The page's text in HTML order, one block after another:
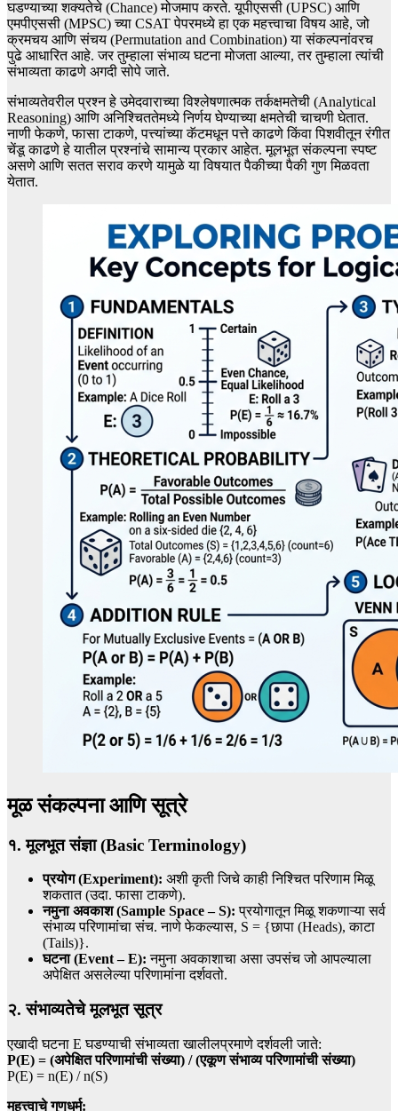
घडण्याच्या शक्यतेचे (Chance) मोजमाप करते. यूपीएससी (UPSC) आणि
एमपीएससी (MPSC) च्या CSAT पेपरमध्ये हा एक महत्त्वाचा विषय आहे, जो
क्रमचय आणि संचय (Permutation and Combination) या संकल्पनांवरच
पुढे आधारित आहे. जर तुम्हाला संभाव्य घटना मोजता आल्या, तर तुम्हाला त्यांची
संभाव्यता काढणे अगदी सोपे जाते.
संभाव्यतेवरील प्रश्न हे उमेदवाराच्या विश्लेषणात्मक तर्कक्षमतेची (Analytical
Reasoning) आणि अनिश्चिततेमध्ये निर्णय घेण्याच्या क्षमतेची चाचणी घेतात.
नाणी फेकणे, फासा टाकणे, पत्त्यांच्या कॅटमधून पत्ते काढणे किंवा पिशवीतून रंगीत
चेंडू काढणे हे यातील प्रश्नांचे सामान्य प्रकार आहेत. मूलभूत संकल्पना स्पष्ट
असणे आणि सतत सराव करणे यामुळे या विषयात पैकीच्या पैकी गुण मिळवता
येतात.
मूळ संकल्पना आणि सूत्रे
१. मूलभूत संज्ञा (Basic Terminology)
प्रयोग (Experiment): अशी कृती जिचे काही निश्चित परिणाम मिळू
शकतात (उदा. फासा टाकणे).
नमुना अवकाश (Sample Space – S): प्रयोगातून मिळू शकणाऱ्या सर्व
संभाव्य परिणामांचा संच. नाणे फेकल्यास, S = {छापा (Heads), काटा
(Tails)}.
घटना (Event – E): नमुना अवकाशाचा असा उपसंच जो आपल्याला
अपेक्षित असलेल्या परिणामांना दर्शवतो.
२. संभाव्यतेचे मूलभूत सूत्र
एखादी घटना E घडण्याची संभाव्यता खालीलप्रमाणे दर्शवली जाते:
P(E) = (अपेक्षित परिणामांची संख्या) / (एकूण संभाव्य परिणामांची संख्या)
P(E) = n(E) / n(S)
महत्त्वाचे गुणधर्म: